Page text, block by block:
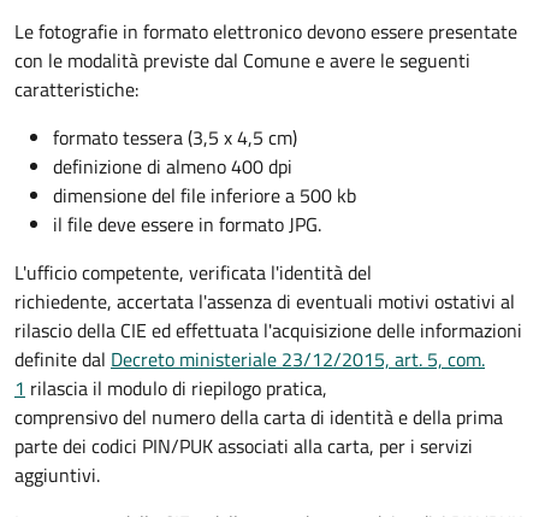
Le fotografie in formato elettronico devono essere presentate
con le modalità previste dal Comune e avere le seguenti
caratteristiche:
formato tessera (3,5 x 4,5 cm)
definizione di almeno 400 dpi
dimensione del file inferiore a 500 kb
il file deve essere in formato JPG.
L'ufficio competente, verificata l'identità del
richiedente, accertata l'assenza di eventuali motivi ostativi al
rilascio della CIE ed effettuata l'acquisizione delle informazioni
definite dal Decreto ministeriale 23/12/2015, art. 5, com.
1 rilascia il modulo di riepilogo pratica,
comprensivo del numero della carta di identità e della prima
parte dei codici PIN/PUK associati alla carta, per i servizi
aggiuntivi.